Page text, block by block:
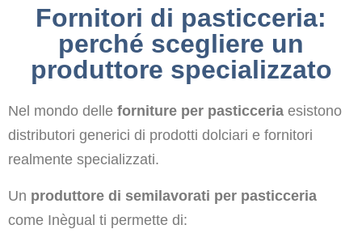
Fornitori di pasticceria:
perché scegliere un
produttore specializzato
Nel mondo delle forniture per pasticceria esistono
distributori generici di prodotti dolciari e fornitori
realmente specializzati.
Un produttore di semilavorati per pasticceria
come Inègual ti permette di: